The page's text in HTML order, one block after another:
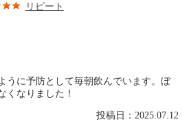
リピート
うに予防として毎朝飲んでいます。ぼ
くなりました！
投稿日：2025.07.12